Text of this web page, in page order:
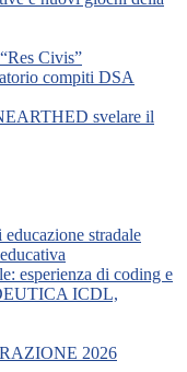
Civis”
compiti DSA
svelare il
stradale
esperienza di coding e
ICDL,
2026